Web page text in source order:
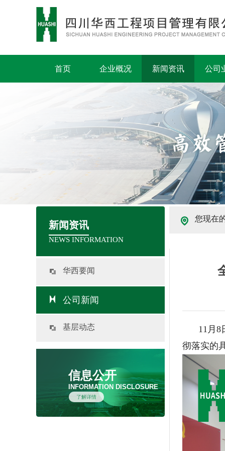
首页 企业概况 新闻资讯 公司
新闻资讯
NEWS INFORMATION
华西要闻
公司新闻
基层动态
信息公开
INFORMATION DISCLOSURE
了解详情
您现在
11月8
彻落实的